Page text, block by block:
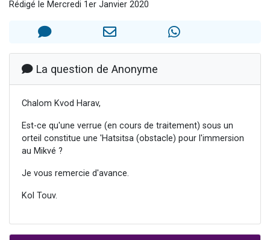
Odaya vient de donner son Maasser
2 personnes viennent de faire un don pour Tsédaka : pauvres d'Israel
Rédigé le Mercredi 1er Janvier 2020
La question de Anonyme
Chalom Kvod Harav,
Est-ce qu'une verrue (en cours de traitement) sous un
orteil constitue une 'Hatsitsa (obstacle) pour l'immersion
au Mikvé ?
Je vous remercie d'avance.
Kol Touv.